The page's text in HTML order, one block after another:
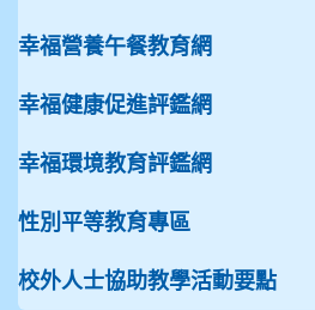
幸福營養午餐教育網
幸福健康促進評鑑網
幸福環境教育評鑑網
性別平等教育專區
校外人士協助教學活動要點